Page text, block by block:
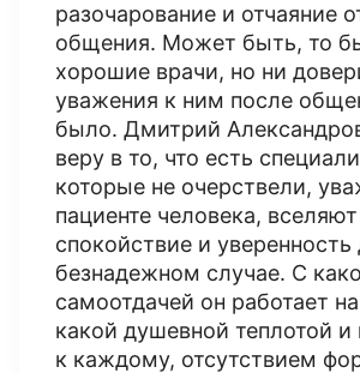
разочарование и отчаяние
общения. Может быть, то
хорошие врачи, но ни
уважения к ним после
было. Дмитрий
веру в то, что есть
которые не очерствели,
пациенте человека, вселяют
спокойствие и
безнадежном случае. С
самоотдачей он работает
какой душевной теплотой
к каждому, отсутствием